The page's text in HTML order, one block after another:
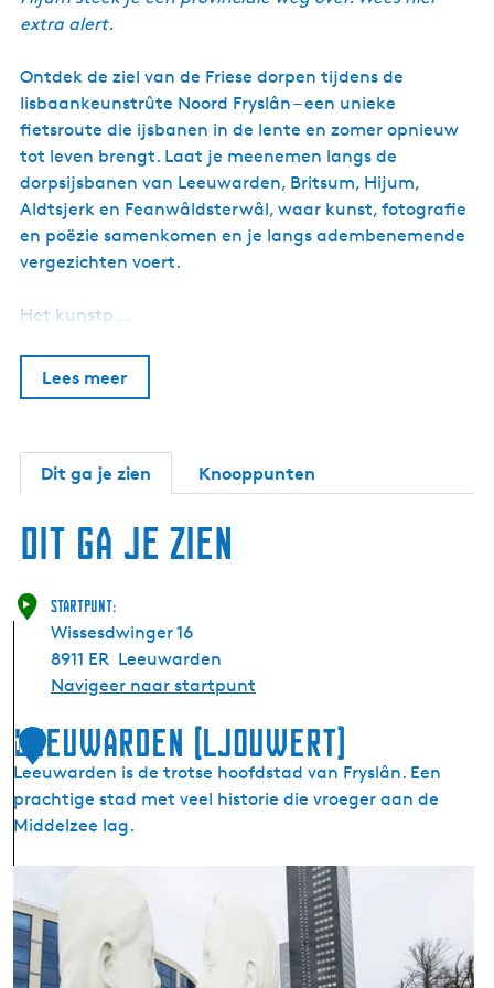
r
e
r
d
k
extra alert.
Ontdek de ziel van de Friese dorpen tijdens de
Iisbaankeunstrûte Noord Fryslân – een unieke
fietsroute die ijsbanen in de lente en zomer opnieuw
tot leven brengt. Laat je meenemen langs de
dorpsijsbanen van Leeuwarden, Britsum, Hijum,
Aldtsjerk en Feanwâldsterwâl, waar kunst, fotografie
en poëzie samenkomen en je langs adembenemende
vergezichten voert.
Het kunstp…
Lees meer
Dit ga je zien Knooppunten
Dit ga je zien
Startpunt:
Wissesdwinger 16
8911 ER Leeuwarden
Navigeer naar startpunt
1
Leeuwarden (Ljouwert)
Leeuwarden is de trotse hoofdstad van Fryslân. Een
prachtige stad met veel historie die vroeger aan de
Middelzee lag.
e
e
u
w